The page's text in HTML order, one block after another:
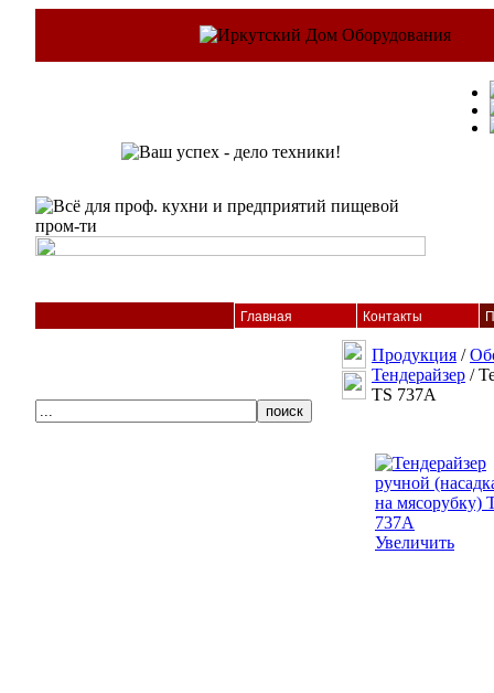
Главная Контакты
Продукция /
Тендерайзер /
TS 737А
Увеличить